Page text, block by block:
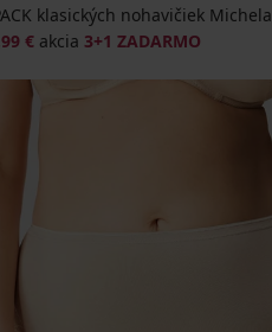
klasických nohavičiek Michela
€ akcia 3+1 ZADARMO